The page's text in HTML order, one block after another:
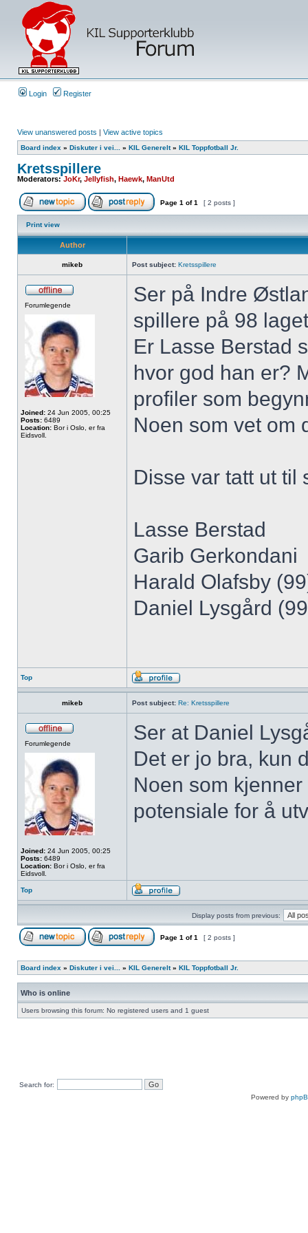
Login Register
View unanswered posts | View active topics
Board index » Diskuter i vei... » KIL Generelt» KIL Toppfotball Jr.
Kretsspillere
Moderators:JoKr, Jellyfish, Haewk, ManUtd
Page 1 of1 [ 2 posts ]
Print view
Author
mikeb Post subject: Kretsspillere
Forumlegende
Joined: 24 Jun 2005, 00:25
Posts: 6489
Location: Bor i Oslo, er fra
Eidsvoll.
Ser på Indre
spillere på 98
Er Lasse Berstad
hvor god han er?
profiler som
Noen som vet om
Disse var tatt ut til
Lasse Berstad
Garib Gerkondani
Harald Olafsby
Daniel Lysgård
Top
mikeb Post subject: Re: Kretsspillere
Forumlegende
Joined: 24 Jun 2005, 00:25
Posts: 6489
Location: Bor i Oslo, er fra
Eidsvoll.
Ser at Daniel
Det er jo bra, kun
Noen som
potensiale for å
Top
Display posts from previous:
Page 1 of1 [ 2 posts ]
Board index » Diskuter i vei... » KIL Generelt» KIL Toppfotball Jr.
Who is online
Users browsing this forum: No registered users and 1 guest
Search for:
Powered by